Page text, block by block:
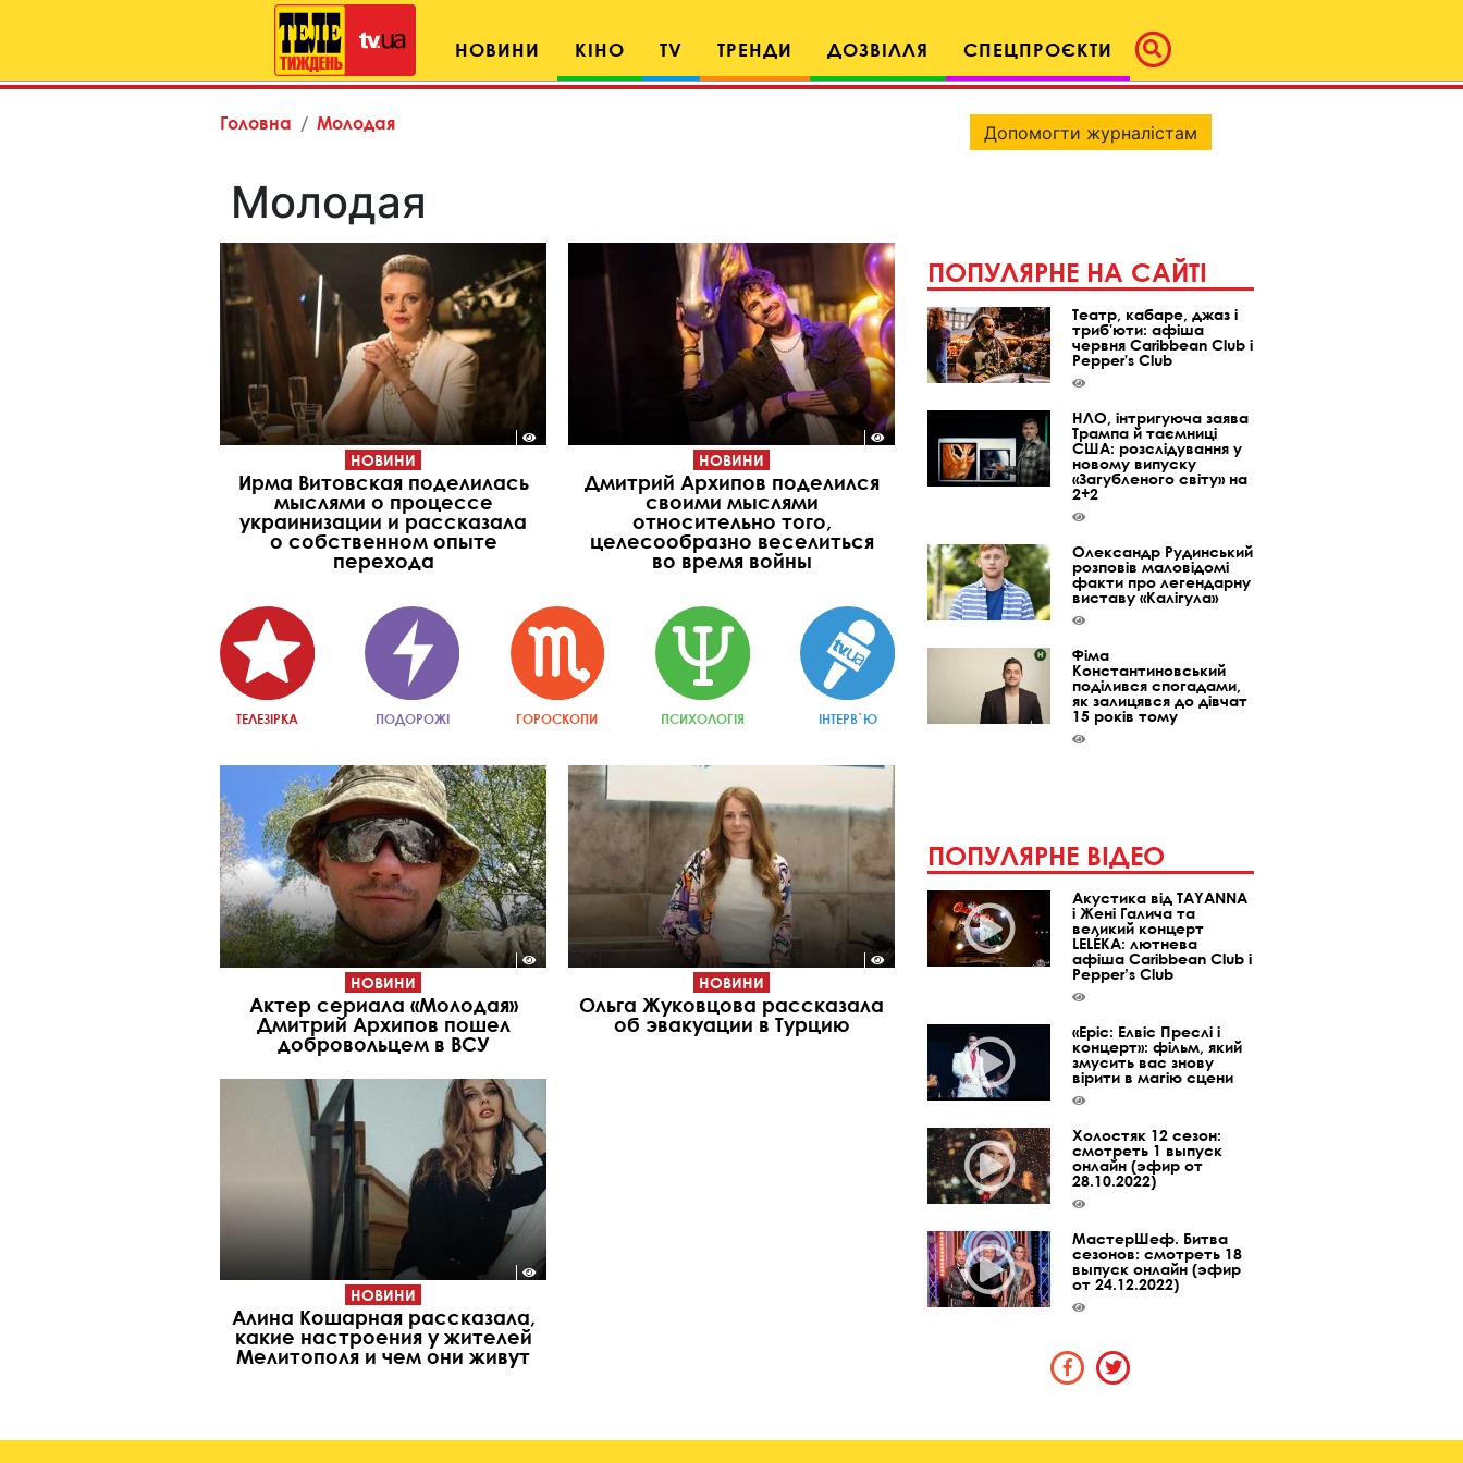
НОВИНИ КІНО TV ТРЕНДИ ДОЗВІЛЛЯ СПЕЦПРОЄКТИ
Головна Молодая
Молодая
НОВИНИ
Ирма Витовская поделилась
мыслями о процессе
украинизации и рассказала
о собственном опыте
перехода
НОВИНИ
Дмитрий Архипов поделился
своими мыслями
относительно того,
целесообразно веселиться
во время войны
ТЕЛЕЗІРКА ПОДОРОЖІ ГОРОСКОПИ ПСИХОЛОГІЯ ІНТЕРВ`Ю
НОВИНИ
Актер сериала «Молодая»
Дмитрий Архипов пошел
добровольцем в ВСУ
НОВИНИ
Ольга Жуковцова рассказала
об эвакуации в Турцию
НОВИНИ
Алина Кошарная рассказала,
какие настроения у жителей
Мелитополя и чем они живут
Допомогти журналістам
ПОПУЛЯРНЕ НА САЙТІ
Театр, кабаре, джаз і
триб'юти: афіша
червня Caribbean Club і
Pepper's Club
НЛО, інтригуюча заява
Трампа й таємниці
США: розслідування у
новому випуску
«Загубленого світу» на
2+2
Олександр Рудинський
розповів маловідомі
факти про легендарну
виставу «Калігула»
Фіма
Константиновський
поділився спогадами,
як залицявся до дівчат
15 років тому
ПОПУЛЯРНЕ ВІДЕО
Акустика від TAYANNA
і Жені Галича та
великий концерт
LELÉKA: лютнева
афіша Caribbean Club і
Pepper’s Club
«Epic: Елвіс Преслі і
концерт»: фільм, який
змусить вас знову
вірити в магію сцени
Холостяк 12 сезон:
смотреть 1 выпуск
онлайн (эфир от
28.10.2022)
МастерШеф. Битва
сезонов: смотреть 18
выпуск онлайн (эфир
от 24.12.2022)